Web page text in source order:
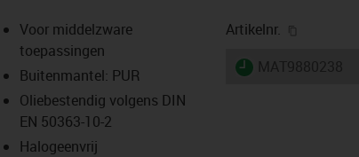
icon-lupe
icon-lupe
Voor middelzware
toepassingen
Buitenmantel: PUR
Oliebestendig volgens DIN
EN 50363-10-2
Halogeenvrij
Artikelnr.
igus-icon-lieferzeit